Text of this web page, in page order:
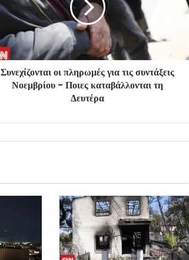
Συνεχίζονται οι πληρωμές για τις συντάξεις
Νοεμβρίου - Ποιες καταβάλλονται τη
Δευτέρα